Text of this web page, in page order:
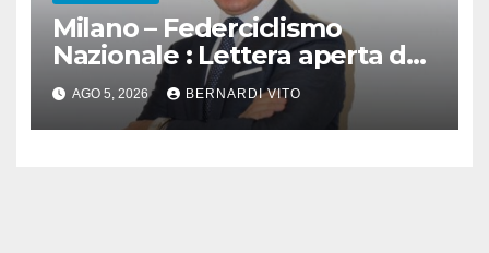
Milano – Federciclismo
Nazionale : Lettera aperta del
Presidente Cordiano Dagnoni
AGO 5, 2026 BERNARDI VITO